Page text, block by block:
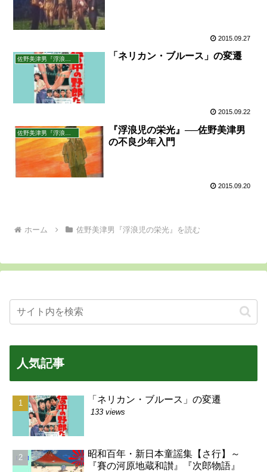
2015.09.27
「ネリカン・ブルース」の変遷
2015.09.22
『浮浪児の栄光』──佐野美津男
の不良少年入門
2015.09.20
ホーム 佐野美津男『浮浪児の栄光』を読む
人気記事
「ネリカン・ブルース」の変遷
133 views
昭和百年・新日本童謡集【さ行】～
『賽の河原地蔵和讃』『次郎物語』